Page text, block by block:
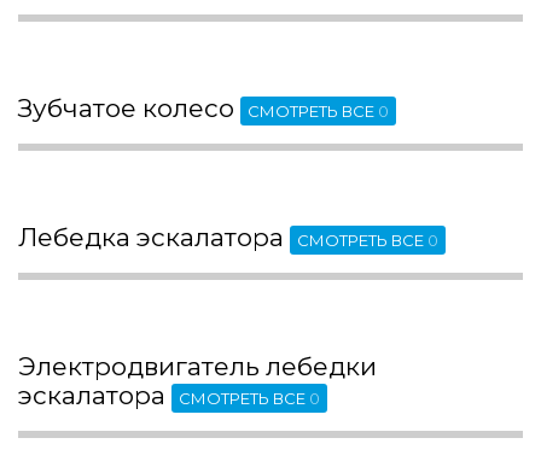
Зубчатое колесо СМОТРЕТЬ ВСЕ 0
Лебедка эскалатора СМОТРЕТЬ ВСЕ 0
Электродвигатель лебедки
эскалатора
СМОТРЕТЬ ВСЕ 0